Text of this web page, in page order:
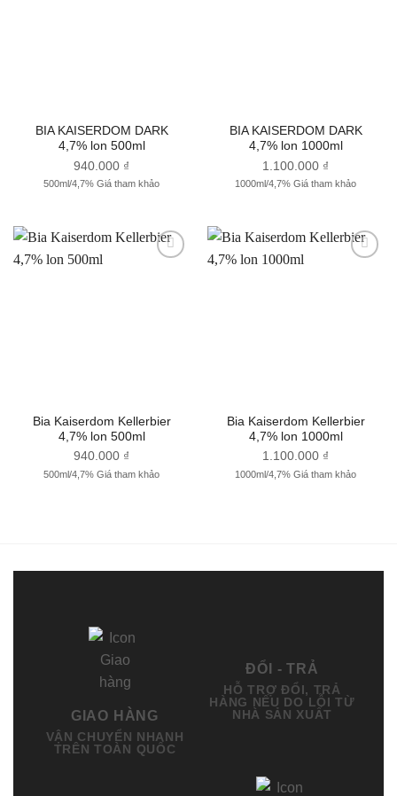
BIA KAISERDOM DARK
4,7% lon 500ml
940.000 ₫
500ml/4,7% Giá tham khảo
BIA KAISERDOM DARK
4,7% lon 1000ml
1.100.000 ₫
1000ml/4,7% Giá tham khảo
Bia Kaiserdom Kellerbier
4,7% lon 500ml
940.000 ₫
500ml/4,7% Giá tham khảo
Bia Kaiserdom Kellerbier
4,7% lon 1000ml
1.100.000 ₫
1000ml/4,7% Giá tham khảo
GIAO HÀNG
VẬN CHUYỂN NHANH
TRÊN TOÀN QUỐC
ĐỔI - TRẢ
HỖ TRỢ ĐỔI, TRẢ
HÀNG NẾU DO LỖI TỪ
NHÀ SẢN XUẤT